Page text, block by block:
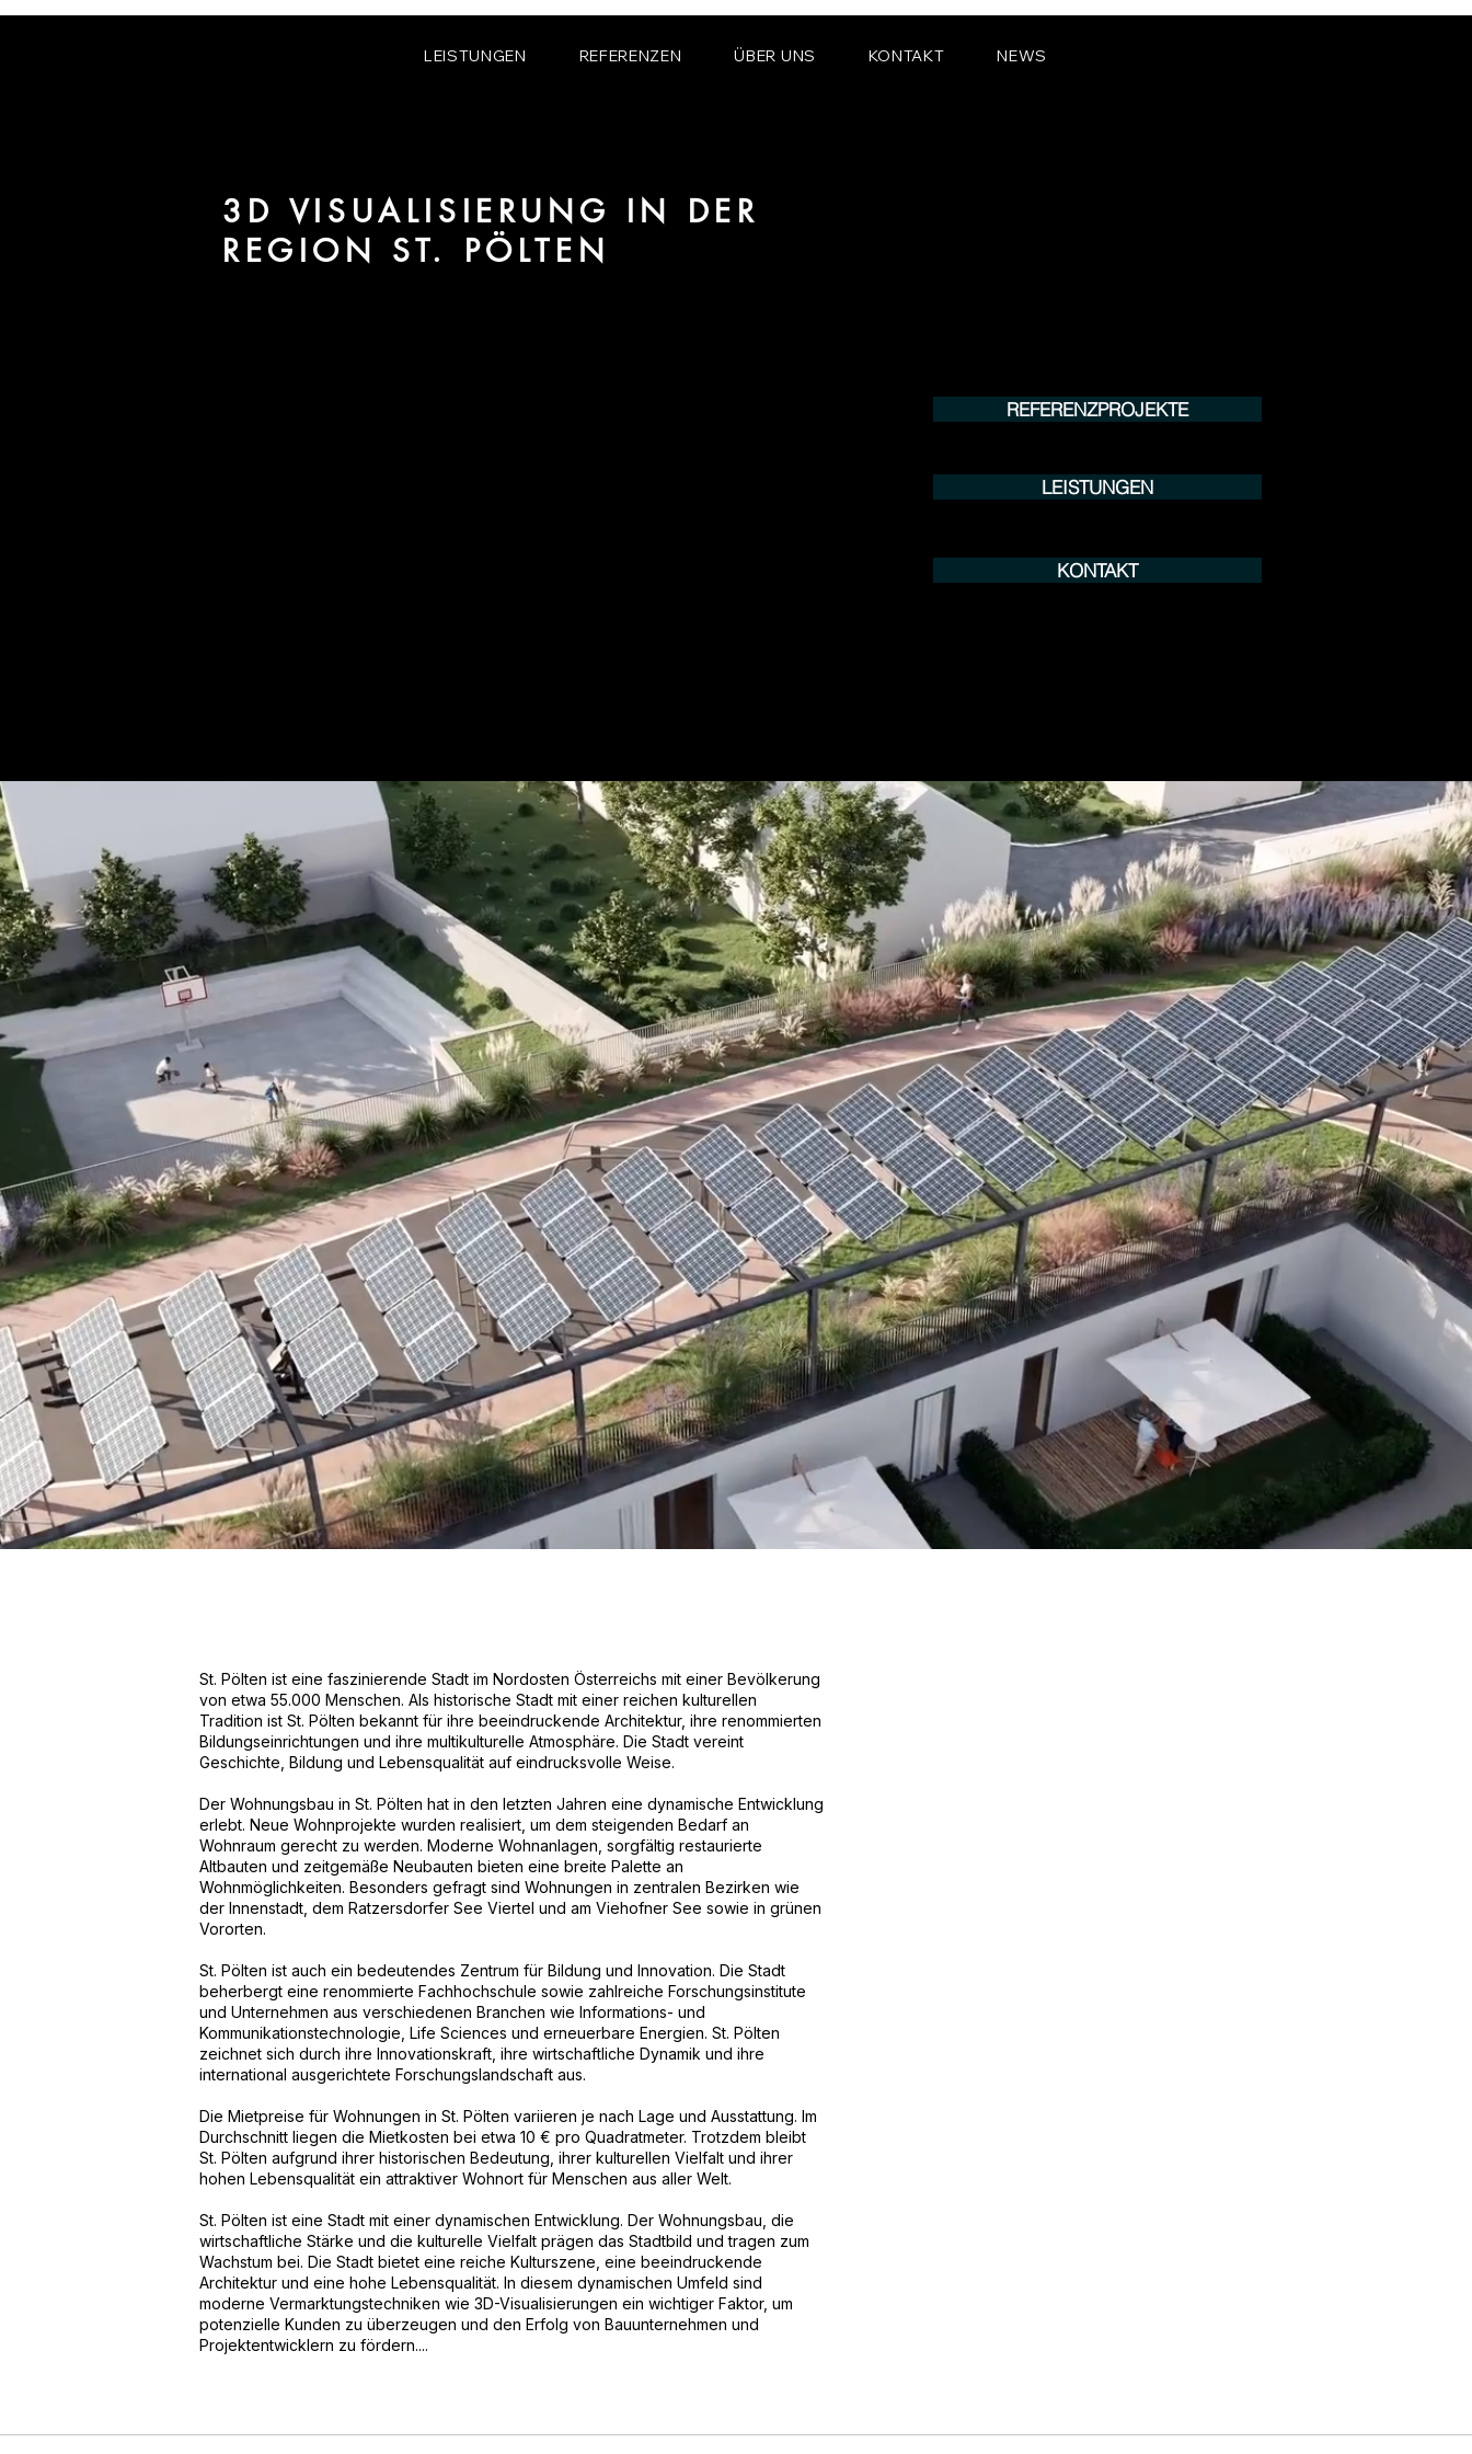
LEISTUNGEN REFERENZEN ÜBER UNS KONTAKT NEWS
3D VISUALISIERUNG IN DER
REGION ST. PÖLTEN
KONTAKT
LEISTUNGEN
REFERENZPROJEKTE
St. Pölten ist eine faszinierende Stadt im Nordosten Österreichs mit einer Bevölkerung
von etwa 55.000 Menschen. Als historische Stadt mit einer reichen kulturellen
Tradition ist St. Pölten bekannt für ihre beeindruckende Architektur, ihre renommierten
Bildungseinrichtungen und ihre multikulturelle Atmosphäre. Die Stadt vereint
Geschichte, Bildung und Lebensqualität auf eindrucksvolle Weise.
Der Wohnungsbau in St. Pölten hat in den letzten Jahren eine dynamische Entwicklung
erlebt. Neue Wohnprojekte wurden realisiert, um dem steigenden Bedarf an
Wohnraum gerecht zu werden. Moderne Wohnanlagen, sorgfältig restaurierte
Altbauten und zeitgemäße Neubauten bieten eine breite Palette an
Wohnmöglichkeiten. Besonders gefragt sind Wohnungen in zentralen Bezirken wie
der Innenstadt, dem Ratzersdorfer See Viertel und am Viehofner See sowie in grünen
Vororten.
St. Pölten ist auch ein bedeutendes Zentrum für Bildung und Innovation. Die Stadt
beherbergt eine renommierte Fachhochschule sowie zahlreiche Forschungsinstitute
und Unternehmen aus verschiedenen Branchen wie Informations- und
Kommunikationstechnologie, Life Sciences und erneuerbare Energien. St. Pölten
zeichnet sich durch ihre Innovationskraft, ihre wirtschaftliche Dynamik und ihre
international ausgerichtete Forschungslandschaft aus.
Die Mietpreise für Wohnungen in St. Pölten variieren je nach Lage und Ausstattung. Im
Durchschnitt liegen die Mietkosten bei etwa 10 € pro Quadratmeter. Trotzdem bleibt
St. Pölten aufgrund ihrer historischen Bedeutung, ihrer kulturellen Vielfalt und ihrer
hohen Lebensqualität ein attraktiver Wohnort für Menschen aus aller Welt.
St. Pölten ist eine Stadt mit einer dynamischen Entwicklung. Der Wohnungsbau, die
wirtschaftliche Stärke und die kulturelle Vielfalt prägen das Stadtbild und tragen zum
Wachstum bei. Die Stadt bietet eine reiche Kulturszene, eine beeindruckende
Architektur und eine hohe Lebensqualität. In diesem dynamischen Umfeld sind
moderne Vermarktungstechniken wie 3D-Visualisierungen ein wichtiger Faktor, um
potenzielle Kunden zu überzeugen und den Erfolg von Bauunternehmen und
Projektentwicklern zu fördern....